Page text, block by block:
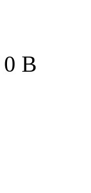
B